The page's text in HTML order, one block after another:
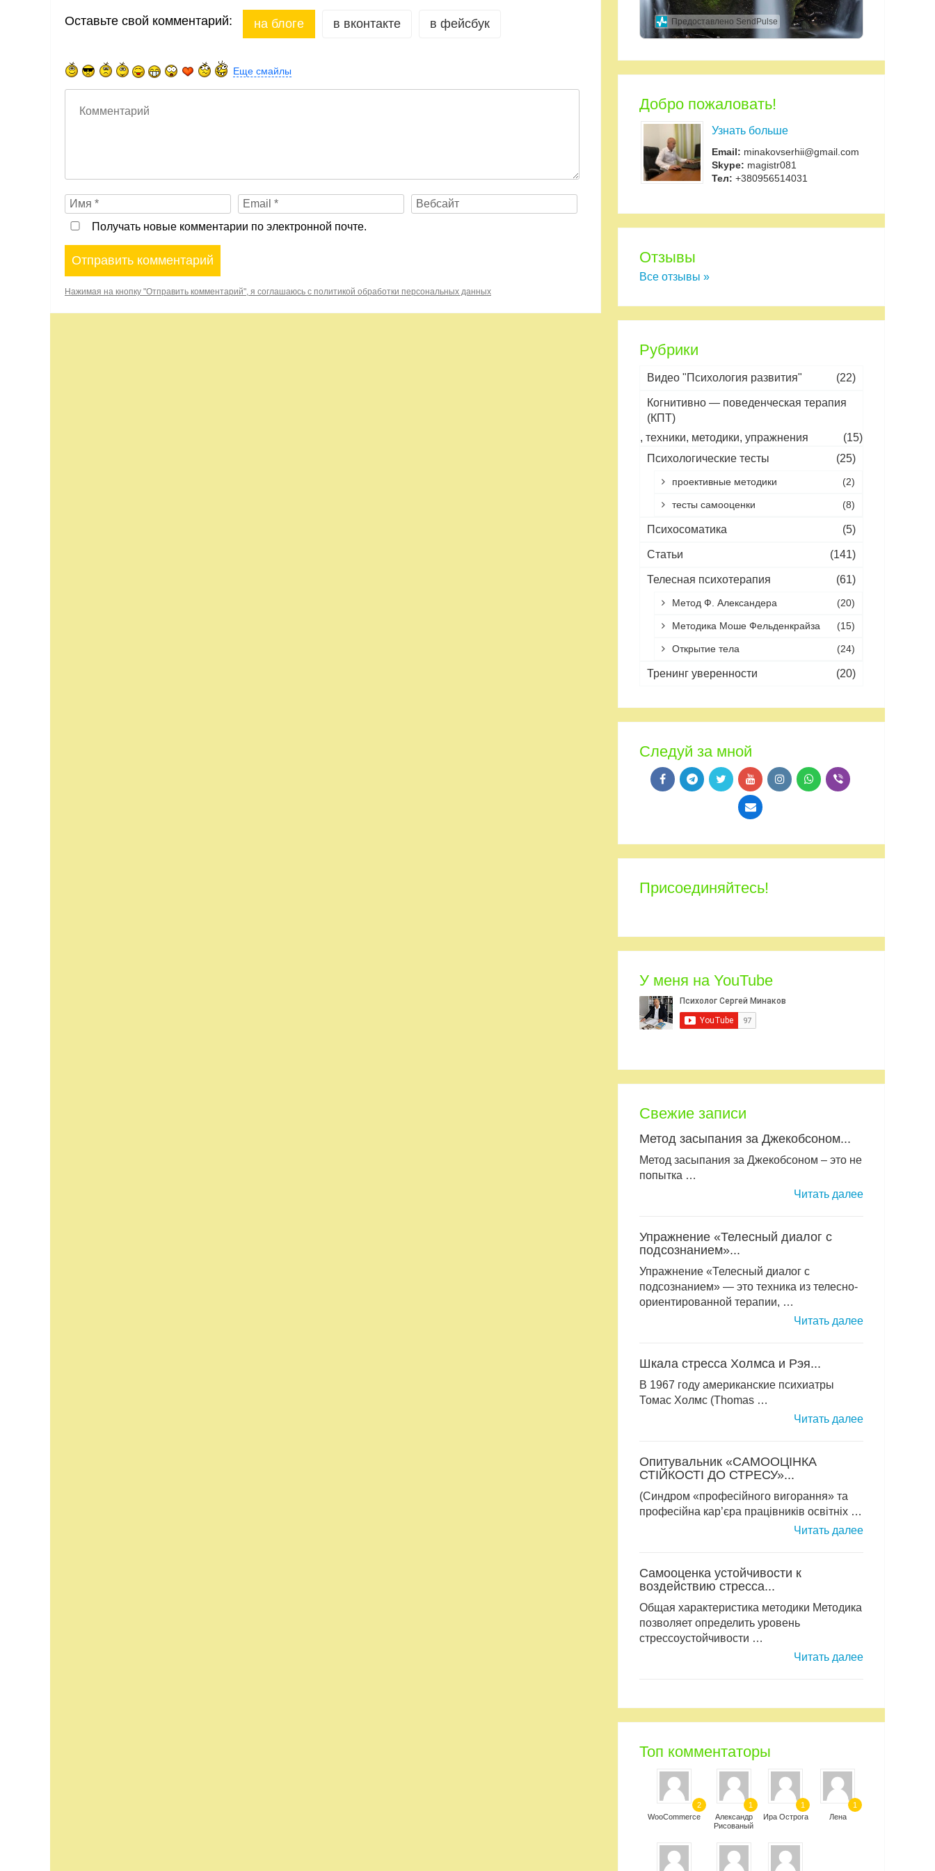
Оставьте свой комментарий: на блоге в вконтакте в фейсбук
Еще смайлы
Получать новые комментарии по электронной почте.
Нажимая на кнопку "Отправить комментарий", я соглашаюсь с политикой обработки персональных данных
Предоставлено SendPulse
Добро пожаловать!
Узнать больше
Email: minakovserhii@gmail.com
Skype: magistr081
Тел: +380956514031
Отзывы
Все отзывы »
Рубрики
Видео "Психология развития" (22)
Когнитивно — поведенческая терапия
(КПТ)
, техники, методики, упражнения
(15)
Психологические тесты
(25)
проективные методики (2)
тесты самооценки (8)
Психосоматика (5)
Статьи (141)
Телесная психотерапия (61)
Метод Ф. Александера (20)
Методика Моше Фельденкрайза (15)
Открытие тела (24)
Тренинг уверенности (20)
Следуй за мной
Присоединяйтесь!
У меня на YouTube
Свежие записи
Метод засыпания за Джекобсоном...
Метод засыпания за Джекобсоном – это не
попытка …
Читать далее
Упражнение «Телесный диалог с
подсознанием»...
Упражнение «Телесный диалог с
подсознанием» — это техника из телесно-
ориентированной терапии, …
Читать далее
Шкала стресса Холмса и Рэя...
В 1967 году американские психиатры
Томас Холмс (Thomas …
Читать далее
Опитувальник «САМООЦІНКА
СТІЙКОСТІ ДО СТРЕСУ»...
(Синдром «професійного вигорання» та
професійна кар’єра працівників освітніх …
Читать далее
Самооценка устойчивости к
воздействию стресса...
Общая характеристика методики Методика
позволяет определить уровень
стрессоустойчивости …
Читать далее
Топ комментаторы
WooCommerce
2
Александр
Рисованый
1
Ира Острога
1
Лена
1